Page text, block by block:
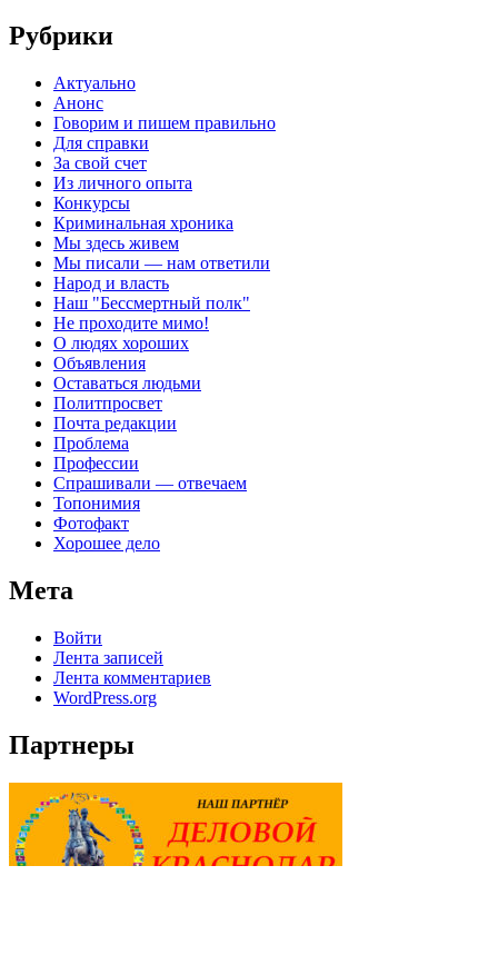
Рубрики
Актуально
Анонс
Говорим и пишем правильно
Для справки
За свой счет
Из личного опыта
Конкурсы
Криминальная хроника
Мы здесь живем
Мы писали — нам ответили
Народ и власть
Наш "Бессмертный полк"
Не проходите мимо!
О людях хороших
Объявления
Оставаться людьми
Политпросвет
Почта редакции
Проблема
Профессии
Спрашивали — отвечаем
Топонимия
Фотофакт
Хорошее дело
Мета
Войти
Лента записей
Лента комментариев
WordPress.org
Партнеры